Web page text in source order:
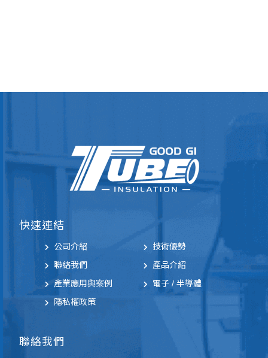
快速連結
公司介紹
技術優勢
聯絡我們
產品介紹
產業應用與案例
電子 / 半導體
隱私權政策
聯絡我們